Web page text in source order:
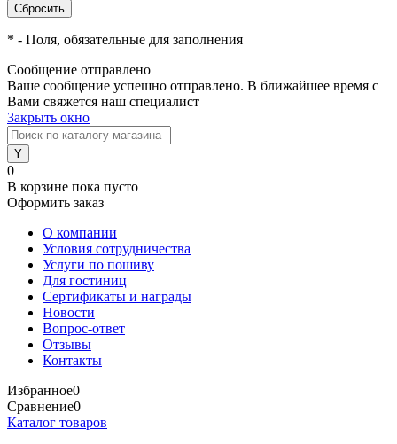
* - Поля, обязательные для заполнения
Сообщение отправлено
Ваше сообщение успешно отправлено. В ближайшее время с
Вами свяжется наш специалист
Закрыть окно
0
В корзине пока пусто
Оформить заказ
О компании
Условия сотрудничества
Услуги по пошиву
Для гостиниц
Сертификаты и награды
Новости
Вопрос-ответ
Отзывы
Контакты
Избранное0
Сравнение0
Каталог товаров